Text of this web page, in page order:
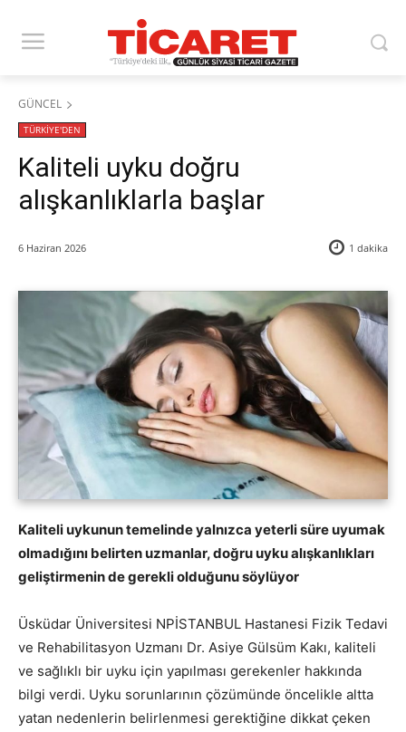
GÜNCEL
TÜRKİYE'DEN
Kaliteli uyku doğru
alışkanlıklarla başlar
6 Haziran 2026 1 dakika
Kaliteli uykunun temelinde yalnızca yeterli süre uyumak
olmadığını belirten uzmanlar, doğru uyku alışkanlıkları
geliştirmenin de gerekli olduğunu söylüyor
Üsküdar Üniversitesi NPİSTANBUL Hastanesi Fizik Tedavi
ve Rehabilitasyon Uzmanı Dr. Asiye Gülsüm Kakı, kaliteli
ve sağlıklı bir uyku için yapılması gerekenler hakkında
bilgi verdi. Uyku sorunlarının çözümünde öncelikle altta
yatan nedenlerin belirlenmesi gerektiğine dikkat çeken